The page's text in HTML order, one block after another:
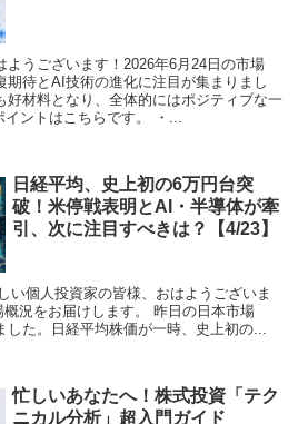
ようございます！2026年6月24日の市場
期待とAI技術の進化に注目が集まりまし
好材料となり、全体的にはポジティブな一
ントはこちらです。 ・...
日経平均、史上初の6万円台突
破！米停戦表明とAI・半導体が牽
引、次に注目すべきは？【4/23】
い個人投資家の皆様、おはようございま
況をお届けします。 昨日の日本市場
した。日経平均株価が一時、史上初の...
忙しいあなたへ！株式投資「テク
ニカル分析」超入門ガイド